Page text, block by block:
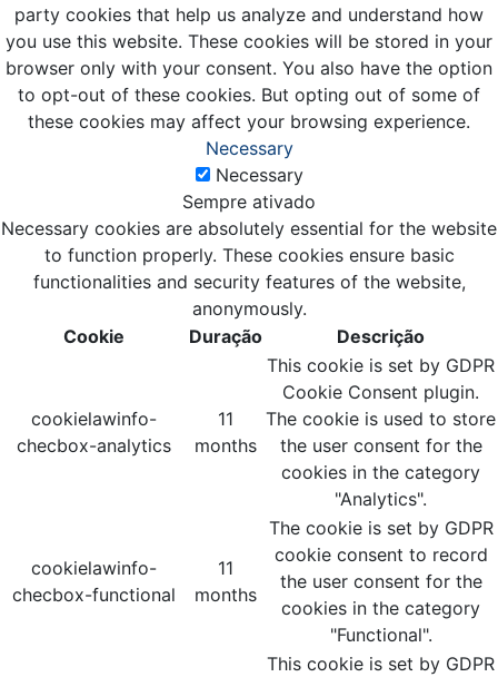
party cookies that help us analyze and understand how
you use this website. These cookies will be stored in your
browser only with your consent. You also have the option
to opt-out of these cookies. But opting out of some of
these cookies may affect your browsing experience.
Necessary
Necessary
Sempre ativado
Necessary cookies are absolutely essential for the website
to function properly. These cookies ensure basic
functionalities and security features of the website,
anonymously.
Cookie
Duração Descrição
cookielawinfo-
checbox-analytics
11
months
This cookie is set by GDPR
Cookie Consent plugin.
The cookie is used to store
the user consent for the
cookies in the category
"Analytics".
cookielawinfo-
checbox-functional
11
months
The cookie is set by GDPR
cookie consent to record
the user consent for the
cookies in the category
"Functional".
This cookie is set by GDPR